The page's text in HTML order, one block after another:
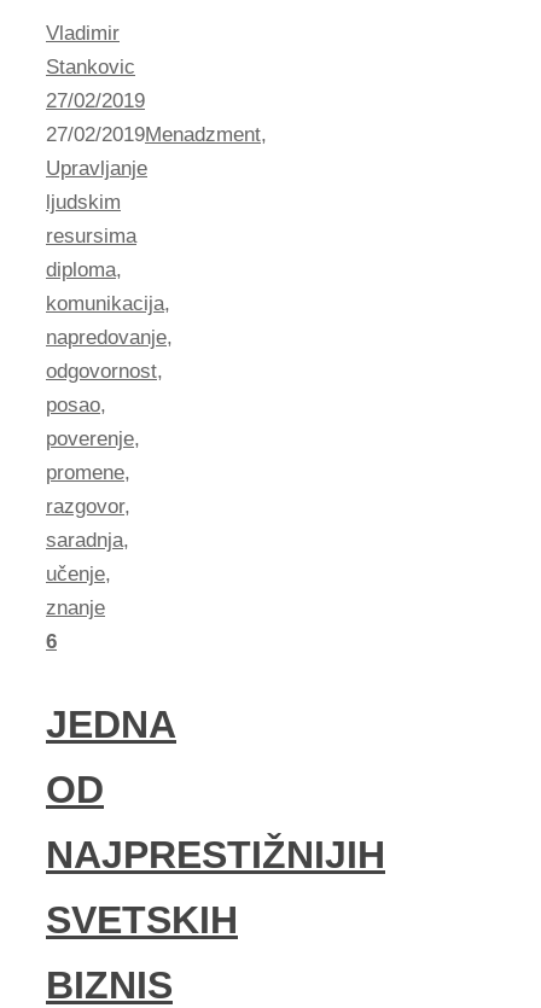
Vladimir
Stankovic
27/02/2019
27/02/2019Menadzment,
Upravljanje
ljudskim
resursima
diploma,
komunikacija,
napredovanje,
odgovornost,
posao,
poverenje,
promene,
razgovor,
saradnja,
učenje,
znanje
6
JEDNA
OD
NAJPRESTIŽNIJIH
SVETSKIH
BIZNIS